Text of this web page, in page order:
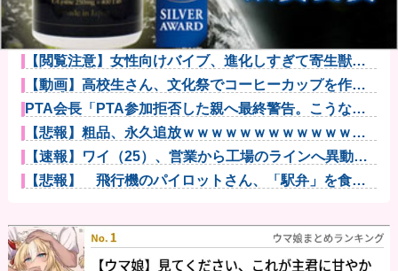
が確立できて...
第76回NHK杯２回戦第１局 菅井竜也八段 対 大橋
貴洸七段...
【悲報】大谷翔平さん、ドジャースのヘッダー画像か
ら消えるｗｗ...
【閲覧注意】女性向けバイブ、進化しすぎて寄生獣み
たいになって...
【動画】高校生さん、文化祭でコーヒーカップを作っ
て大盛りあが...
PTA会長「PTA参加拒否した親へ最終警告。こうなっ
てもいい...
【悲報】粗品、永久追放ｗｗｗｗｗｗｗｗｗｗｗｗｗ
ｗｗ（証拠あ...
【速報】ワイ（25）、営業から工場のラインへ異動し
た結果・・...
【悲報】 飛行機のパイロットさん、「駅弁」を食べ